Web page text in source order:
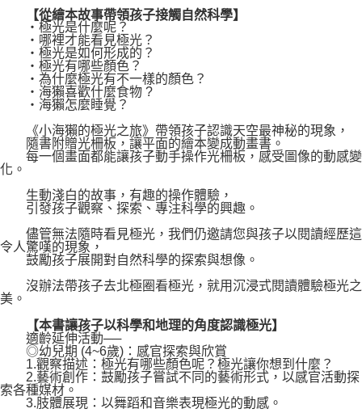
【從繪本故事帶領孩子接觸自然科學】
‧極光是什麼呢？
‧哪裡才能看見極光？
‧極光是如何形成的？
‧極光有哪些顏色？
‧為什麼極光有不一樣的顏色？
‧海獺喜歡什麼食物 ?
‧海獺怎麼睡覺？
《小海獺的極光之旅》帶領孩子認識天空最神秘的現象，
隨書附贈光柵板，讓平面的繪本變成動畫書。
每一個畫面都能讓孩子動手操作光柵板，感受圖像的動感變
化。
生動淺白的故事，有趣的操作體驗，
引發孩子觀察、探索、專注科學的興趣。
儘管無法隨時看見極光，我們仍邀請您與孩子以閱讀經歷這
令人驚嘆的現象，
鼓勵孩子展開對自然科學的探索與想像。
沒辦法帶孩子去北極圈看極光，就用沉浸式閱讀體驗極光之
美。
【本書讓孩子以科學和地理的角度認識極光】
適齡延伸活動──
◎幼兒期 (4~6歲)：感官探索與欣賞
1.觀察描述：極光有哪些顏色呢？極光讓你想到什麼？
2.藝術創作：鼓勵孩子嘗試不同的藝術形式，以感官活動探
索各種媒材。
3.肢體展現：以舞蹈和音樂表現極光的動感。